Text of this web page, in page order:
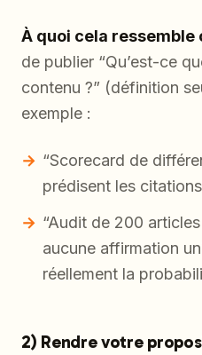
À quoi cela ressemble
de publier “Qu’est-ce
contenu ?” (définition
exemple :
“Scorecard de
prédisent les
“Audit de 200
aucune affirmation
réellement la
2) Rendre votre